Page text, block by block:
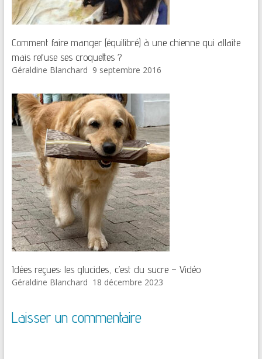
Comment faire manger (équilibré) à une chienne qui allaite
mais refuse ses croquettes ?
Géraldine Blanchard 9 septembre 2016
Idées reçues: les glucides, c’est du sucre – Vidéo
Géraldine Blanchard 18 décembre 2023
Laisser un commentaire